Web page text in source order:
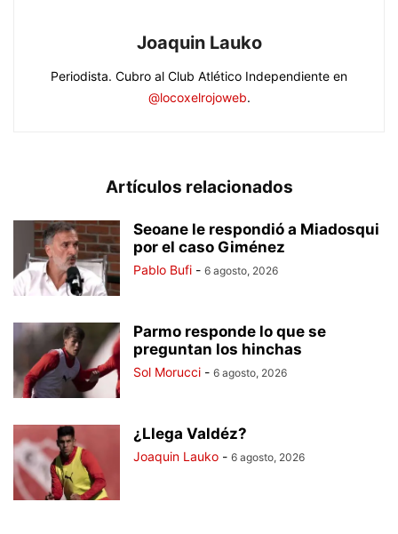
Joaquin Lauko
Periodista. Cubro al Club Atlético Independiente en
@locoxelrojoweb.
Artículos relacionados
Seoane le respondió a Miadosqui
por el caso Giménez
Pablo Bufi - 6 agosto, 2026
Parmo responde lo que se
preguntan los hinchas
Sol Morucci - 6 agosto, 2026
¿Llega Valdéz?
Joaquin Lauko - 6 agosto, 2026